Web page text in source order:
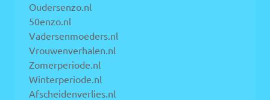
Oudersenzo.nl
50enzo.nl
Vadersenmoeders.nl
Vrouwenverhalen.nl
Zomerperiode.nl
Winterperiode.nl
Afscheidenverlies.nl